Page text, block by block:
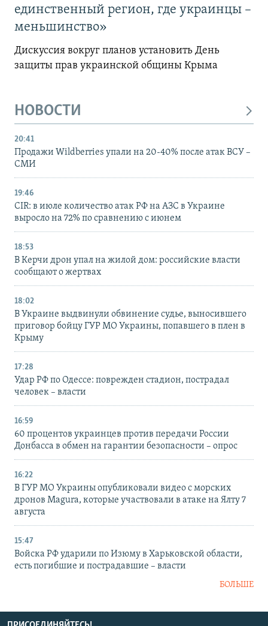
единственный регион, где украинцы –
меньшинство»
Дискуссия вокруг планов установить День
защиты прав украинской общины Крыма
НОВОСТИ
20:41
Продажи Wildberries упали на 20-40% после атак ВСУ –
СМИ
19:46
CIR: в июле количество атак РФ на АЗС в Украине
выросло на 72% по сравнению с июнем
18:53
В Керчи дрон упал на жилой дом: российские власти
сообщают о жертвах
18:02
В Украине выдвинули обвинение судье, выносившего
приговор бойцу ГУР МО Украины, попавшего в плен в
Крыму
17:28
Удар РФ по Одессе: поврежден стадион, пострадал
человек – власти
16:59
60 процентов украинцев против передачи России
Донбасса в обмен на гарантии безопасности – опрос
16:22
В ГУР МО Украины опубликовали видео с морских
дронов Magura, которые участвовали в атаке на Ялту 7
августа
15:47
Войска РФ ударили по Изюму в Харьковской области,
есть погибшие и пострадавшие – власти
БОЛЬШЕ